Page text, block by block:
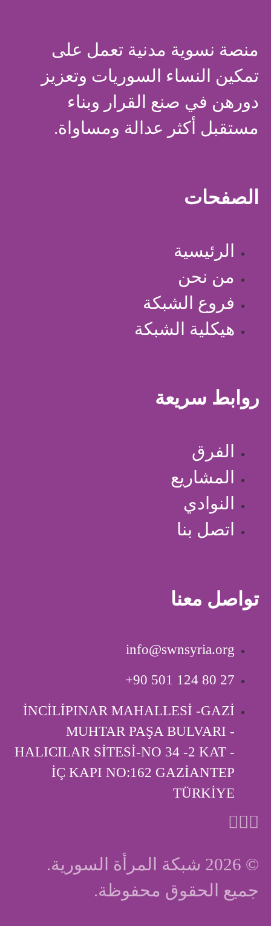
منصة نسوية مدنية تعمل على
تمكين النساء السوريات وتعزيز
دورهن في صنع القرار وبناء
مستقبل أكثر عدالة ومساواة.
الصفحات
الرئيسية
من نحن
فروع الشبكة
هيكلية الشبكة
روابط سريعة
الفرق
المشاريع
النوادي
اتصل بنا
تواصل معنا
info@swnsyria.org
‎+90 501 124 80 27
İNCİLİPINAR MAHALLESİ -GAZİ
MUHTAR PAŞA BULVARI -
HALICILAR SİTESİ-NO 34 -2 KAT -
İÇ KAPI ‎NO:162 GAZİANTEP
TÜRKİYE
© 2026 شبكة المرأة السورية.
جميع الحقوق محفوظة.